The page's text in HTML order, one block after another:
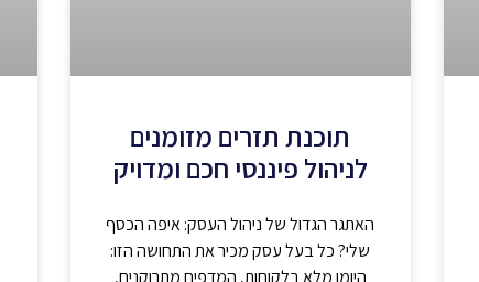
תוכנת תזרים מזומנים
לניהול פיננסי חכם ומדויק
האתגר הגדול של ניהול העסק: איפה הכסף
שלי? כל בעל עסק מכיר את התחושה הזו:
היומן מלא בלקוחות, המדפים מתרוקנים,